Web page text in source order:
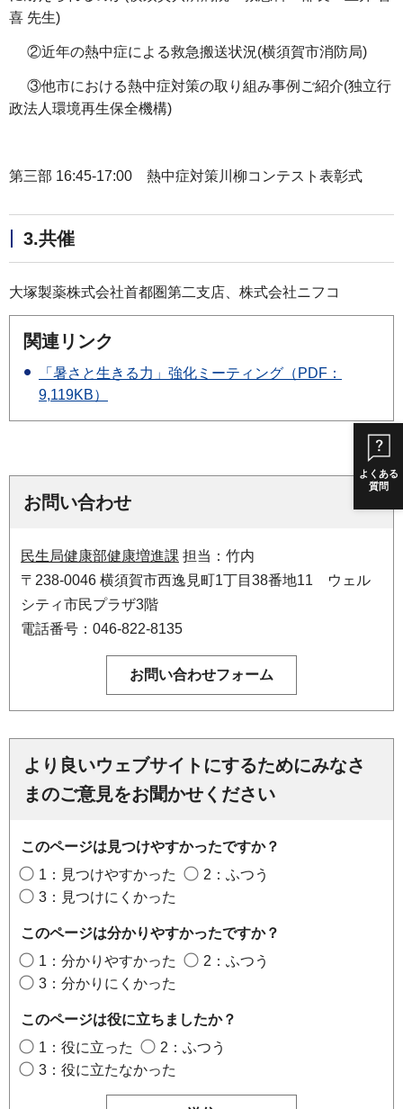
よくある
質問
喜 先生)
②近年の熱中症による救急搬送状況(横須賀市消防局)
③他市における熱中症対策の取り組み事例ご紹介(独立行
政法人環境再生保全機構)
第三部 16:45-17:00 熱中症対策川柳コンテスト表彰式
3.共催
大塚製薬株式会社首都圏第二支店、株式会社ニフコ
関連リンク
「暑さと生きる力」強化ミーティング（PDF：
9,119KB）
お問い合わせ
民生局健康部健康増進課 担当：竹内
〒238-0046 横須賀市西逸見町1丁目38番地11 ウェル
シティ市民プラザ3階
電話番号：046-822-8135
より良いウェブサイトにするためにみなさ
まのご意見をお聞かせください
このページは見つけやすかったですか？
1：見つけやすかった
2：ふつう
3：見つけにくかった
このページは分かりやすかったですか？
1：分かりやすかった
2：ふつう
3：分かりにくかった
このページは役に立ちましたか？
1：役に立った
2：ふつう
3：役に立たなかった